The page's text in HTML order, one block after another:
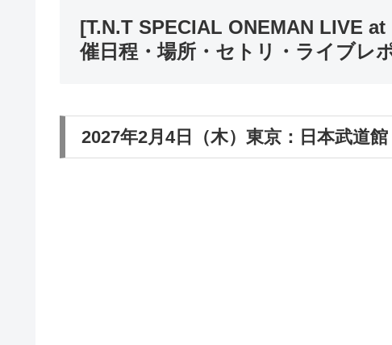
[T.N.T SPECIAL ONEMAN LIVE
催日程・場所・セトリ・ライブレ
2027年2月4日（木）東京：日本武道